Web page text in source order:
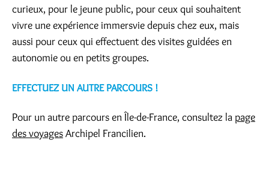
curieux, pour le jeune public, pour ceux qui souhaitent
vivre une expérience immersvie depuis chez eux, mais
aussi pour ceux qui effectuent des visites guidées en
autonomie ou en petits groupes.
EFFECTUEZ UN AUTRE PARCOURS !
Pour un autre parcours en Île-de-France, consultez la page
des voyagesArchipel Francilien.